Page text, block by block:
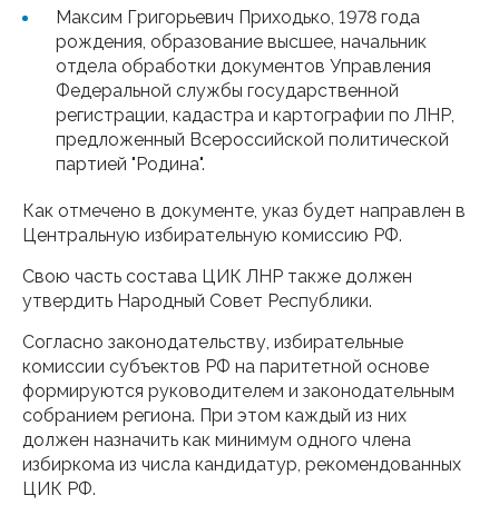
Максим Григорьевич Приходько, 1978 года
рождения, образование высшее, начальник
отдела обработки документов Управления
Федеральной службы государственной
регистрации, кадастра и картографии по ЛНР,
предложенный Всероссийской политической
партией "Родина".
Как отмечено в документе, указ будет направлен в
Центральную избирательную комиссию РФ.
Свою часть состава ЦИК ЛНР также должен
утвердить Народный Совет Республики.
Согласно законодательству, избирательные
комиссии субъектов РФ на паритетной основе
формируются руководителем и законодательным
собранием региона. При этом каждый из них
должен назначить как минимум одного члена
избиркома из числа кандидатур, рекомендованных
ЦИК РФ.